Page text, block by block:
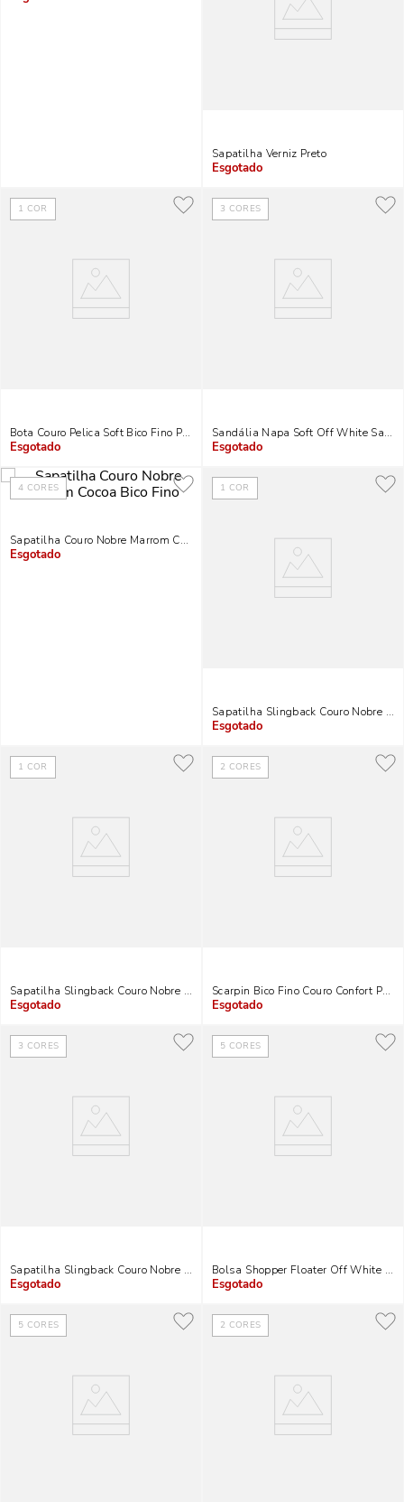
Indisponível
Sapatilha Verniz Preto
Indisponível
1 COR
Bota Couro Pelica Soft Bico Fino Preta
Indisponível
3 CORES
Sandália Napa Soft Off White Salto
Indisponível
4 CORES
Sapatilha Couro Nobre Marrom Cocoa Bico Fino
Indisponível
1 COR
Sapatilha Slingback Couro Nobre
Indisponível
1 COR
Sapatilha Slingback Couro Nobre Soft Preto Bico Metal
Indisponível
2 CORES
Scarpin Bico Fino Couro Confort
Indisponível
3 CORES
Sapatilha Slingback Couro Nobre Soft Caramelo
Indisponível
5 CORES
Bolsa Shopper Floater Off White
Indisponível
5 CORES 2 CORES